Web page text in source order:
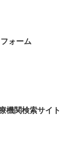
ォーム
機関検索サイト